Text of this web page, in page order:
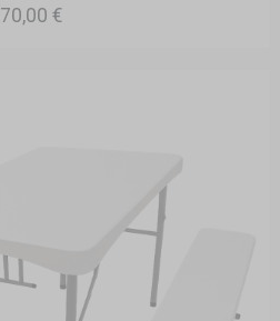
70,00 €